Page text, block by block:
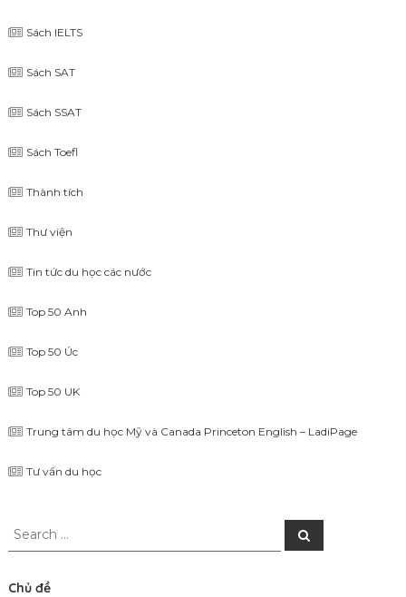
Sách IELTS
Sách SAT
Sách SSAT
Sách Toefl
Thành tích
Thư viện
Tin tức du học các nước
Top 50 Anh
Top 50 Úc
Top 50 UK
Trung tâm du học Mỹ và Canada Princeton English – LadiPage
Tư vấn du học
Search
Search
Chủ đề